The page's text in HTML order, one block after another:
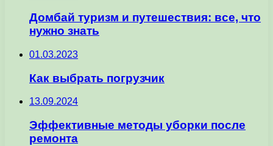
Домбай туризм и путешествия: все, что
нужно знать
01.03.2023
Как выбрать погрузчик
13.09.2024
Эффективные методы уборки после
ремонта